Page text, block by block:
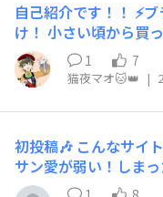
ーソンのアプリで毎
ようになりました！ ⚡お気に入りのフレーバーとお気に入
りポイント！ ホワイ
コが好きだから。 ⚡いつもこんな時に食べてる！ コンビ
秘密基地にひとこと
→サンダー ぶっさん
自己紹介です！！ ⚡ブラックサンダーにハマったきっか
け！ 小さい頃から買って食べてた！ ⚡お気に入りのフレ
ーバーとお気に入りポイント！ ブラッ
道！ザクザク感が好き!! ブラックサンダー×チロル
milk🐄⚡️ …ホイップクリームみたいに甘いけどちゃんとブ
ラックサンダー!! ク
感じが好き!! ブラックサンダーアイスチョコミント🌿⚡️
…ブラックサンダーら
コミントのクリーム
1 7
猫夜マオ🐱👑 |
初投稿🎶 こんなサイトがあるなんて知らなかった！ブラ
サン愛が弱い！しまった！← ブラックサ
ンと略して周りに布